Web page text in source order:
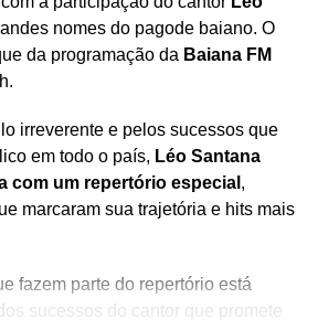
Redação Saiba+
nomes do pagode baiano. O
da programação da Baiana FM
irreverente e pelos sucessos que
em todo o país, Léo Santana
com um repertório especial ,
marcaram sua trajetória e hits mais
fazem parte do repertório está
dos sucessos do cantor que promete